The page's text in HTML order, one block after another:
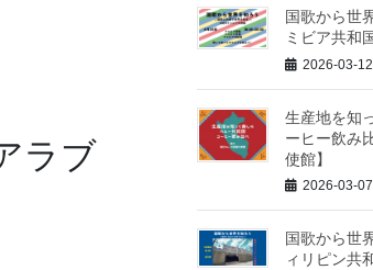
ラブ
国歌から世
ミビア共和
2026-03-12
生産地を知
ーヒー飲み
使館】
2026-03-07
国歌から世
ィリピン共